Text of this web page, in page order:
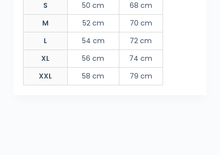
S
50 cm
68 cm
M
52 cm
70 cm
L
54 cm
72 cm
XL
56 cm
74 cm
XXL
58 cm 79 cm